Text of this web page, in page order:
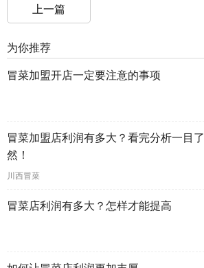
上一篇
为你推荐
冒菜加盟开店一定要注意的事项
冒菜加盟店利润有多大？看完分析一目了
然！
川西冒菜
冒菜店利润有多大？怎样才能提高